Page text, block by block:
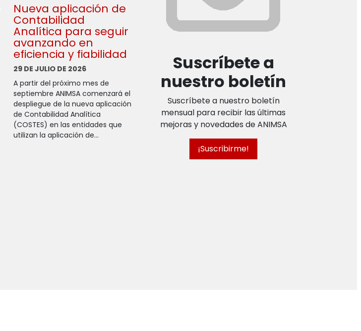
Nueva aplicación de
Contabilidad
Analítica para seguir
avanzando en
eficiencia y fiabilidad
29 DE JULIO DE 2026
A partir del próximo mes de
septiembre ANIMSA comenzará el
despliegue de la nueva aplicación
de Contabilidad Analítica
(COSTES) en las entidades que
utilizan la aplicación de...
Suscríbete a
nuestro boletín
Suscríbete a nuestro boletín
mensual para recibir las últimas
mejoras y novedades de ANIMSA
¡Suscribirme!